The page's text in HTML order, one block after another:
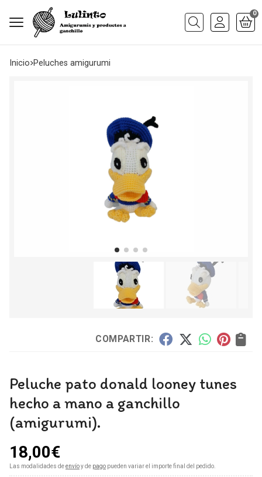
Buscar
0
Inicio peluches amigurumi
COMPARTIR:
Peluche pato donald looney tunes
hecho a mano a ganchillo
(amigurumi).
18,00€
Las modalidades deenvíoy de pago pueden variar el importe final del pedido.